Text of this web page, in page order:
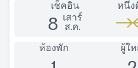
เช็คอิน
8 เสาร์
ส.ค.
หนึ่ง
ห้องพัก
ผู้ใ